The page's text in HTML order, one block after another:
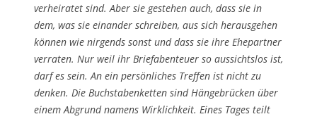
verheiratet sind. Aber sie gestehen auch, dass sie in
dem, was sie einander schreiben, aus sich herausgehen
können wie nirgends sonst und dass sie ihre Ehepartner
verraten. Nur weil ihr Briefabenteuer so aussichtslos ist,
darf es sein. An ein persönliches Treffen ist nicht zu
denken. Die Buchstabenketten sind Hängebrücken über
einem Abgrund namens Wirklichkeit. Eines Tages teilt